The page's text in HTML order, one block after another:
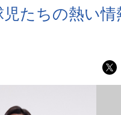
児たちの熱い情